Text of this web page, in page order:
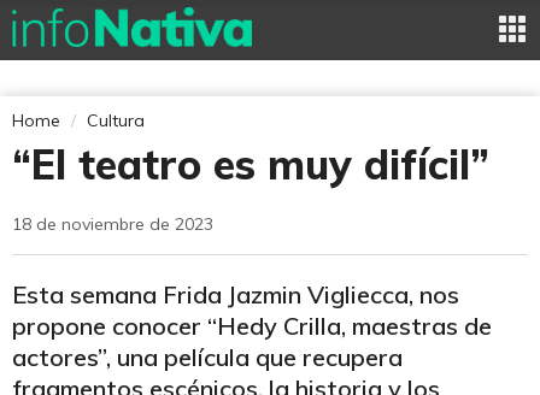
Home Cultura
“El teatro es muy difícil”
18 de noviembre de 2023
Esta semana Frida Jazmin Vigliecca, nos
propone conocer “Hedy Crilla, maestras de
actores”, una película que recupera
fragmentos escénicos, la historia y los